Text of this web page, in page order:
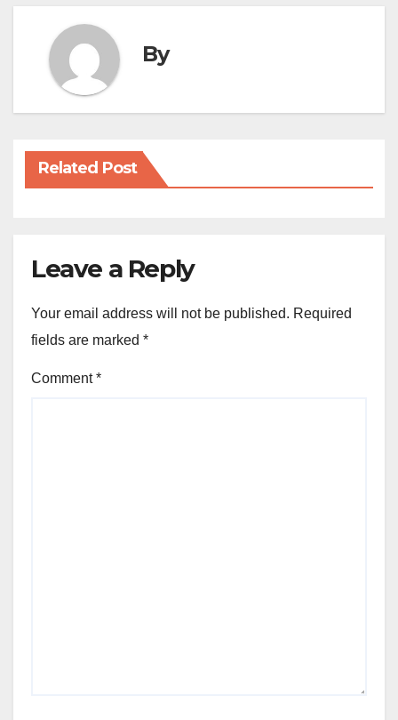
By
Related Post
Leave a Reply
Your email address will not be published. Required
fields are marked *
Comment*